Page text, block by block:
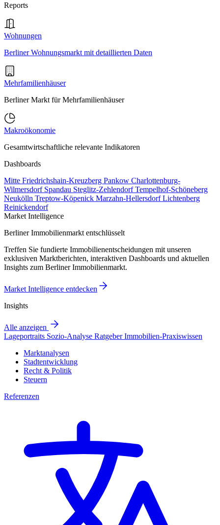
Reports
Wohnungen
Berliner Wohnungsmarkt mit detaillierten Daten
Mehrfamilienhäuser
Berliner Markt für Mehrfamilienhäuser
Makroökonomie
Gesamtwirtschaftliche relevante Indikatoren
Dashboards
Mitte Friedrichshain-Kreuzberg Pankow Charlottenburg-
Wilmersdorf Spandau Steglitz-ZehlendorfTempelhof-Schöneberg
Neukölln Treptow-Köpenick Marzahn-HellersdorfLichtenberg
Reinickendorf
Market Intelligence
Berliner Immobilienmarkt entschlüsselt
Treffen Sie fundierte Immobilienentscheidungen mit unseren
exklusiven Marktberichten, interaktiven Dashboards und aktuellen
Insights zum Berliner Immobilienmarkt.
Market Intelligence entdecken
Insights
Alle anzeigen
Lageportraits Sozio-Analyse RatgeberImmobilien-Praxiswissen
Marktanalysen
Stadtentwicklung
Recht & Politik
Steuern
Referenzen